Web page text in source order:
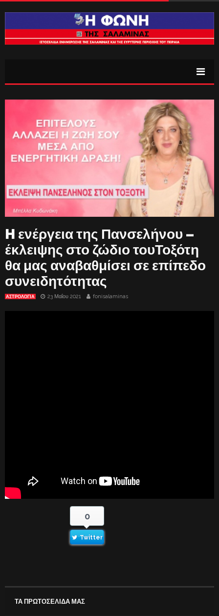
H ενέργεια της Πανσελήνου –
έκλειψης στο ζώδιο τουΤοξότη
θα μας αναβαθμίσει σε επίπεδο
συνειδητότητας
ΑΣΤΡΟΛΟΓΙΑ 23 Μαΐου 2021 fonisalaminas
0
Twitter
ΤΑ ΠΡΩΤΟΣΕΛΙΔΑ ΜΑΣ